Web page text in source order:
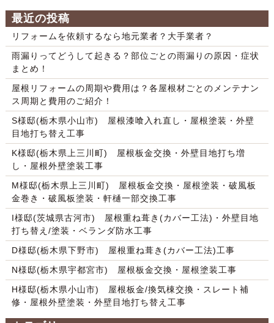
最近の投稿
リフォームを依頼するなら地元業者？大手業者？
雨漏りってどうして起きる？部位ごとの雨漏りの原因・症状
まとめ！
屋根リフォームの周期や費用は？各屋根材ごとのメンテナン
ス周期と費用のご紹介！
S様邸(栃木県小山市) 屋根漆喰入れ直し・屋根塗装・外壁
目地打ち替え工事
K様邸(栃木県上三川町) 屋根板金交換・外壁目地打ち増
し・屋根外壁塗装工事
M様邸(栃木県上三川町) 屋根板金交換・屋根塗装・破風板
金巻き・破風板塗装・軒樋一部交換工事
I様邸(茨城県古河市) 屋根重ね葺き(カバー工法)・外壁目地
打ち替え/塗装・ベランダ防水工事
D様邸(栃木県下野市) 屋根重ね葺き(カバー工法)工事
N様邸(栃木県宇都宮市) 屋根板金交換・屋根塗装工事
H様邸(栃木県小山市) 屋根板金/換気棟交換・スレート補
修・屋根外壁塗装・外壁目地打ち替え工事